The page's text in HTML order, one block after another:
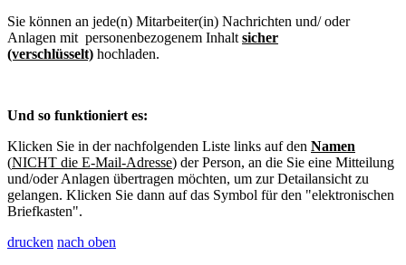
Sie können an jede(n) Mitarbeiter(in) Nachrichten und/ oder
Anlagen mit personenbezogenem Inhalt sicher
(verschlüsselt) hochladen.
Und so funktioniert es:
Klicken Sie in der nachfolgenden Liste links auf den Namen
(NICHT die E-Mail-Adresse) der Person, an die Sie eine Mitteilung
und/oder Anlagen übertragen möchten, um zur Detailansicht zu
gelangen. Klicken Sie dann auf das Symbol für den "elektronischen
Briefkasten".
drucken nach oben